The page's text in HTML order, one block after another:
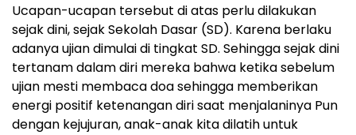
Ucapan-ucapan tersebut di atas perlu dilakukan
sejak dini, sejak Sekolah Dasar (SD). Karena berlaku
adanya ujian dimulai di tingkat SD. Sehingga sejak dini
tertanam dalam diri mereka bahwa ketika sebelum
ujian mesti membaca doa sehingga memberikan
energi positif ketenangan diri saat menjalaninya Pun
dengan kejujuran, anak-anak kita dilatih untuk